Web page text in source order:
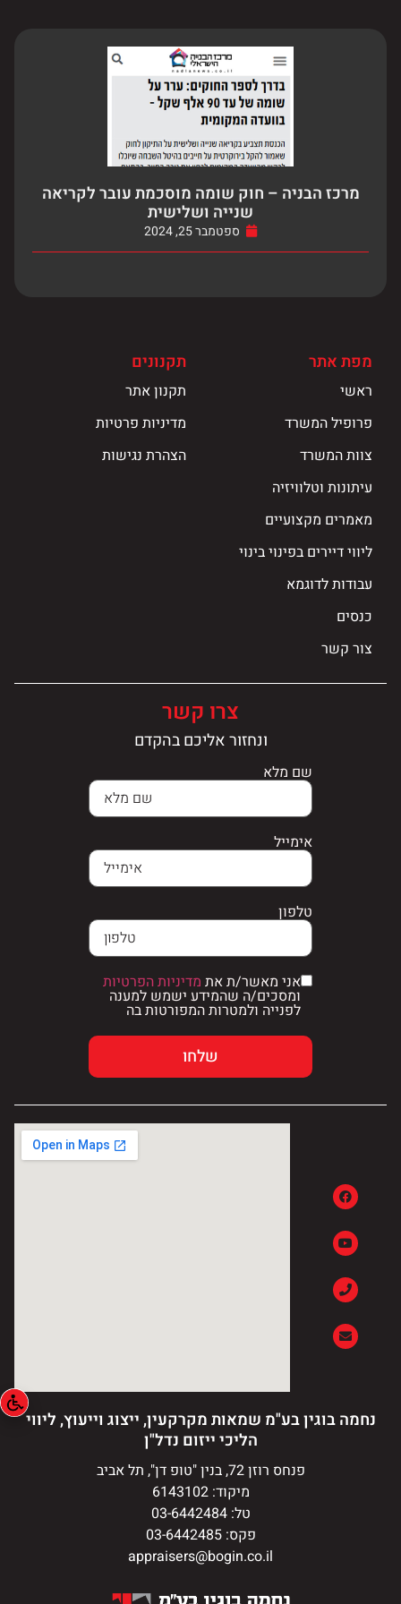
מרכז הבניה – חוק שומה מוסכמת עובר לקריאה
שנייה ושלישית
ספטמבר 25, 2024
מפת אתר
ראשי
פרופיל המשרד
צוות המשרד
עיתונות וטלוויזיה
מאמרים מקצועיים
ליווי דיירים בפינוי בינוי
עבודות לדוגמא
כנסים
צור קשר
תקנונים
תקנון אתר
מדיניות פרטיות
הצהרת נגישות
צרו קשר
ונחזור אליכם בהקדם
שם מלא
אימייל
טלפון
אני מאשר/ת את מדיניות הפרטיות
ומסכים/ה שהמידע ישמש למענה
לפנייה ולמטרות המפורטות בה
נחמה בוגין בע"מ שמאות מקרקעין, ייצוג וייעוץ, ליווי
הליכי ייזום נדל"ן
פנחס רוזן 72, בנין "טופ דן", תל אביב
מיקוד: 6143102
טל: 03-6442484
פקס: 03-6442485
appraisers@bogin.co.il